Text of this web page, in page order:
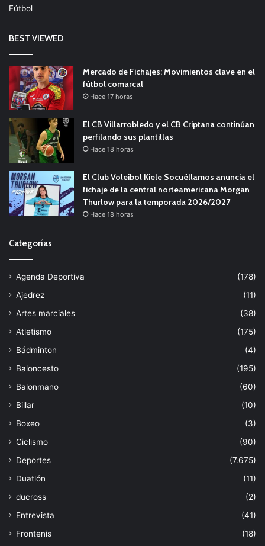
Fútbol
BEST VIEWED
Mercado de Fichajes: Movimientos clave en el
fútbol comarcal
Hace 17 horas
El CB Villarrobledo y el CB Criptana continúan
perfilando sus plantillas
Hace 18 horas
El Club Voleibol Kiele Socuéllamos anuncia el
fichaje de la central norteamericana Morgan
Thurlow para la temporada 2026/2027
Hace 18 horas
Categorías
Agenda Deportiva
(178)
Ajedrez
(11)
Artes marciales
(38)
Atletismo
(175)
Bádminton
(4)
Baloncesto
(195)
Balonmano
(60)
Billar
(10)
Boxeo
(3)
Ciclismo
(90)
Deportes
(7.675)
Duatlón
(11)
ducross
(2)
Entrevista
(41)
Frontenis
(18)